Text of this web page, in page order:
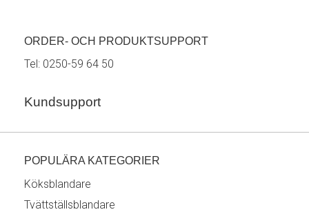
ORDER- OCH PRODUKTSUPPORT
Tel: 0250-59 64 50
Kundsupport
POPULÄRA KATEGORIER
Köksblandare
Tvättställsblandare